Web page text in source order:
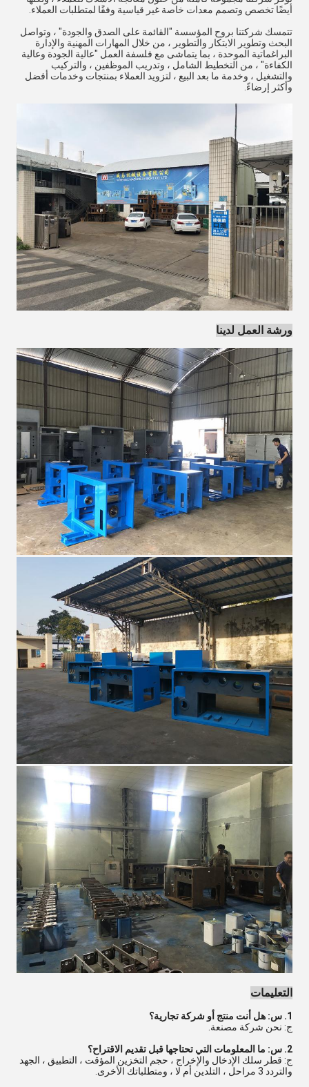
أيضًا تخصص وتصمم معدات خاصة غير قياسية وفقًا لمتطلبات العملاء.
تتمسك شركتنا بروح المؤسسة "القائمة على الصدق والجودة" ، وتواصل
البحث وتطوير الابتكار والتطوير ، من خلال المهارات المهنية والإدارة
البراغماتية الموحدة ، بما يتماشى مع فلسفة العمل "عالية الجودة وعالية
الكفاءة" ، من التخطيط الشامل ، وتدريب الموظفين ، والتركيب
والتشغيل ، وخدمة ما بعد البيع ، لتزويد العملاء بمنتجات وخدمات أفضل
وأكثر إرضاءً.
ورشة العمل لدينا
التعليمات
1. س: هل أنت منتج أو شركة تجارية؟
ج: نحن شركة مصنعة.
2. س: ما المعلومات التي تحتاجها قبل تقديم الاقتراح؟
ج: قطر سلك الإدخال والإخراج ، حجم التخزين المؤقت ، التطبيق ، الجهد
والتردد 3 مراحل ، التلدين أم لا ، ومتطلباتك الأخرى.